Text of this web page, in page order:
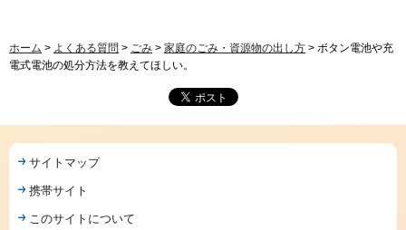
ホーム > よくある質問 > ごみ > 家庭のごみ・資源物の出し方 > ボタン電池や充
電式電池の処分方法を教えてほしい。
サイトマップ
携帯サイト
このサイトについて